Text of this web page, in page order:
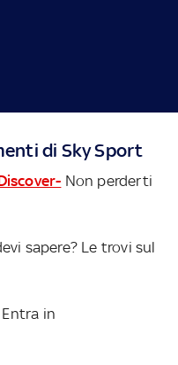
di Sky Sport
Non perderti
sapere? Le trovi sul
Entra in